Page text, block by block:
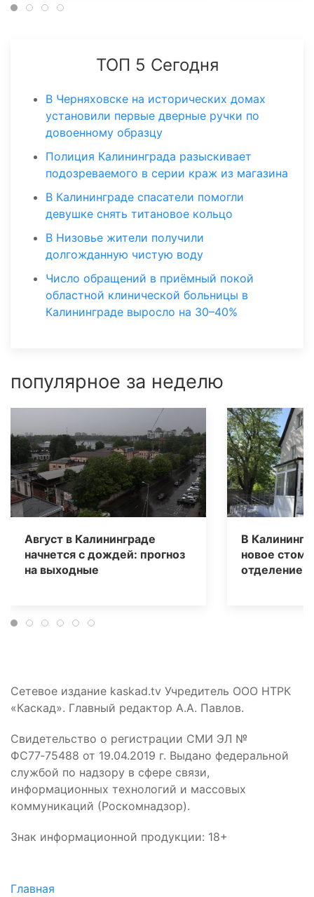
ТОП 5 Сегодня
В Черняховске на исторических домах
установили первые дверные ручки по
довоенному образцу
Полиция Калининграда разыскивает
подозреваемого в серии краж из магазина
В Калининграде спасатели помогли
девушке снять титановое кольцо
В Низовье жители получили
долгожданную чистую воду
Число обращений в приёмный покой
областной клинической больницы в
Калининграде выросло на 30–40%
популярное за неделю
Август в Калининграде
начнется с дождей: прогноз
на выходные
В
новое
отделение
Сетевое издание kaskad.tv Учредитель ООО НТРК
«Каскад». Главный редактор А.А. Павлов.
Свидетельство о регистрации СМИ ЭЛ №
ФС77‑75488 от 19.04.2019 г. Выдано федеральной
службой по надзору в сфере связи,
информационных технологий и массовых
коммуникаций (Роскомнадзор).
Знак информационной продукции: 18+
Главная